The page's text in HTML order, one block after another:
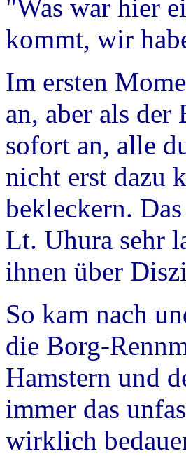
"Was war hier
kommt, wir
Im ersten
an, aber als
sofort an, alle
nicht erst dazu
bekleckern.
Lt. Uhura sehr
ihnen über
So kam nach
die Borg-
Hamstern und
immer das
wirklich